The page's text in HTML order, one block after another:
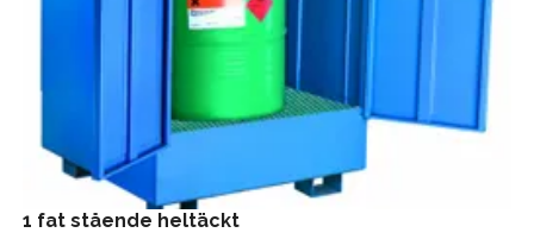
1 fat stående heltäckt